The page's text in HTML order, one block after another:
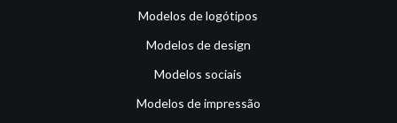
Modelos de logótipos
Modelos de design
Modelos sociais
Modelos de impressão